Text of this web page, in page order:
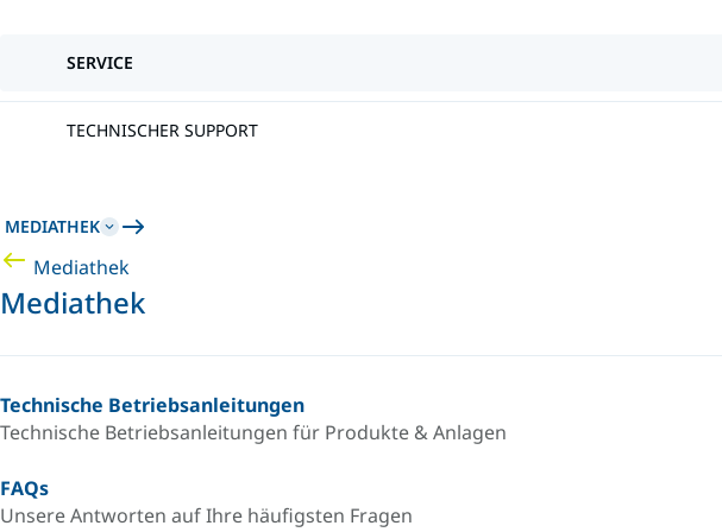
SERVICE
TECHNISCHER SUPPORT
MEDIATHEK
Mediathek
Mediathek
Technische Betriebsanleitungen
Technische Betriebsanleitungen für Produkte & Anlagen
FAQs
Unsere Antworten auf Ihre häufigsten Fragen